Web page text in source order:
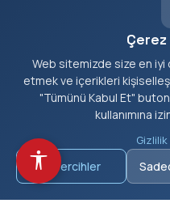
Web sitemizde size en iyi
etmek ve içerikleri
"Tümünü Kabul Et"
kullanımına
Gizlilik
Tercihler
Meclis Üyeleri
E-Belediye
Borç Sorgula